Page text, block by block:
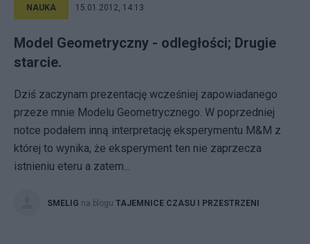
NAUKA 15.01.2012, 14:13
Model Geometryczny - odległości; Drugie
starcie.
Dziś zaczynam prezentację wcześniej zapowiadanego
przeze mnie Modelu Geometrycznego. W poprzedniej
notce podałem inną interpretację eksperymentu M&M z
której to wynika, że eksperyment ten nie zaprzecza
istnieniu eteru a zatem...
SMELIG na blogu TAJEMNICE CZASU I PRZESTRZENI